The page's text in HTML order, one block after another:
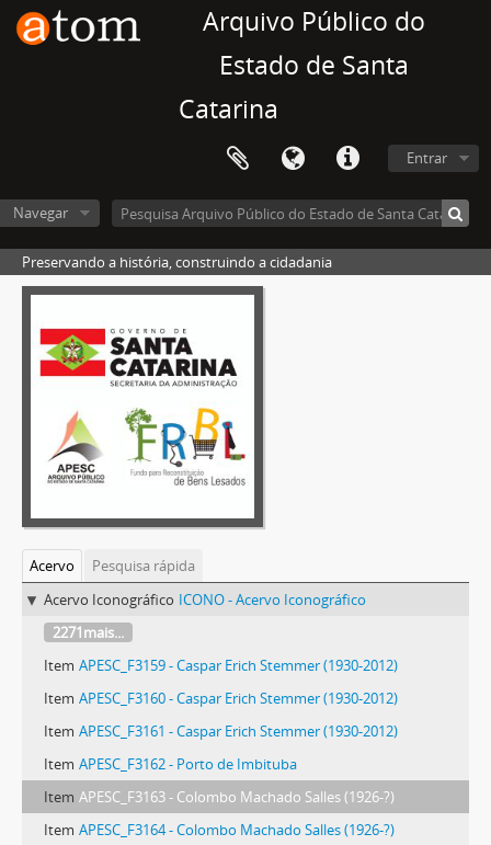
Arquivo Público do
Estado de Santa
Catarina
Entrar
Navegar
Preservando a história, construindo a cidadania
Acervo
Pesquisa rápida
Acervo Iconográfico ICONO - Acervo Iconográfico
2271mais...
Item APESC_F3159 - Caspar Erich Stemmer (1930-2012)
Item APESC_F3160 - Caspar Erich Stemmer (1930-2012)
Item APESC_F3161 - Caspar Erich Stemmer (1930-2012)
Item APESC_F3162 - Porto de Imbituba
Item APESC_F3163 - Colombo Machado Salles (1926-?)
Item APESC_F3164 - Colombo Machado Salles (1926-?)